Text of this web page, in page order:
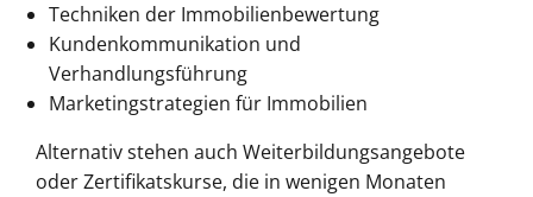
Techniken der Immobilienbewertung
Kundenkommunikation und
Verhandlungsführung
Marketingstrategien für Immobilien
Alternativ stehen auch Weiterbildungsangebote
oder Zertifikatskurse, die in wenigen Monaten